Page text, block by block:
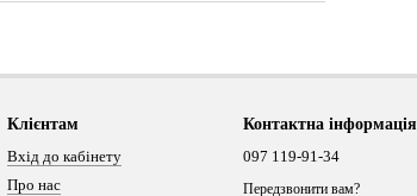
Клієнтам
Вхід до кабінету
Про нас
Контактна інформація
097 119-91-34
Передзвонити вам?